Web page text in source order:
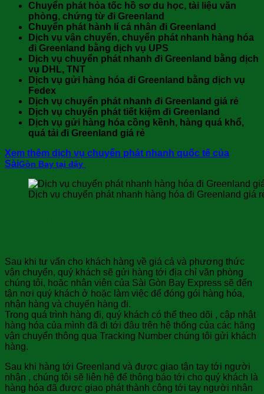
Chuyển phát hỏa tốc hồ sơ du học, tài liệu văn
phòng, chứng từ đi Greenland
Chuyển phát hành lí cá nhân đi Greenland
Dịch vụ vận chuyển, chuyển phát nhanh hàng hóa
đi Greenland bằng dịch vụ UPS
Dịch vụ chuyển phát nhanh đi Greenland bằng dịch
vụ DHL, TNT
Dịch vụ gửi hàng hóa đi Greenland bằng dịch vụ
Fedex
Dịch vụ chuyển phát nhanh đi Greenland giá rẻ
Dịch vụ chuyển phát tiết kiệm đi Greenland
Dịch vụ gửi hàng hóa cồng kềnh, hàng quá khổ,
quá tải đi Greenland giá rẻ
Xem thêm dịch vụ chuyển phát nhanh quốc tế của
SàiGòn Bay tại đây
Dịch vụ chuyển phát nhanh hàng hóa đi Greenland giá
Sau khi tư vấn cho khách hàng về giá cả và phương thức
vận chuyển, quý khách sẽ gửi hàng tới địa chỉ văn phòng
chúng tôi, hoặc nhân viên của Sài Gòn Bay Express sẽ đến
tận nơi quý khách ở hoặc làm việc để đóng gói hàng hóa,
nhận hàng và chuyển hàng đi.
Trong quá trình hàng đi, quý khách có thể theo dõi , cập nhật
hàng hóa của mình đã đi tới đâu trên hệ thống của các hãng
vận chuyển thông qua Tracking Number chúng tôi gửi khách
hàng.
Sau khi hàng tới Greenland và được giao tận tay tới người
nhận , chúng tôi sẽ liên hệ để thông báo tới cho quý khách là
hàng hóa đã được giao phát thành công tới tay người nhận